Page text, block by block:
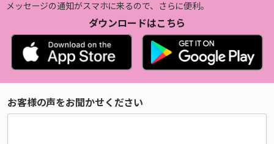
メッセージの通知がスマホに来るので、さらに便利。
ダウンロードはこちら
お客様の声をお聞かせください